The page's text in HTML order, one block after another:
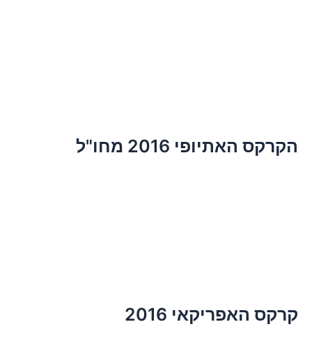
הקרקס האתיופי 2016 מחו"ל
קרקס האפריקאי 2016